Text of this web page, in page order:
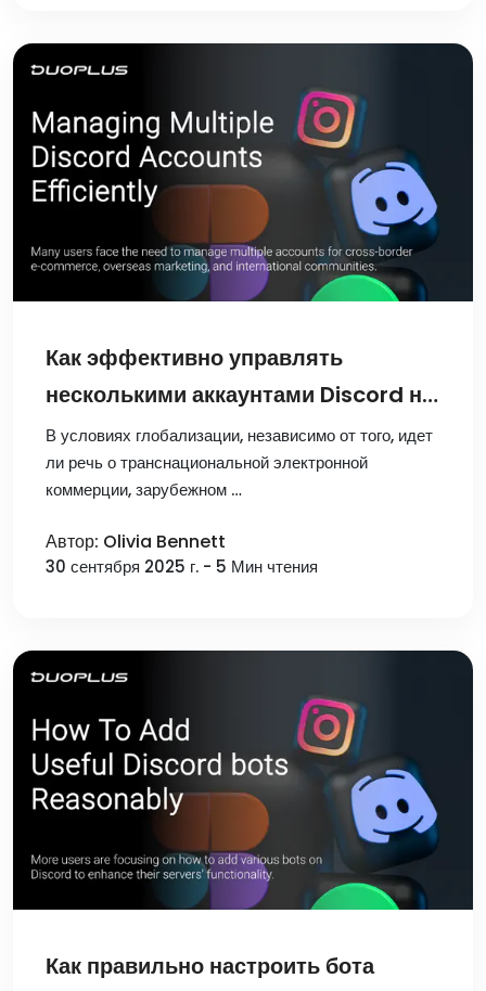
Как эффективно управлять
несколькими аккаунтами Discord на
одном устройстве?
В условиях глобализации, независимо от того, идет
ли речь о транснациональной электронной
коммерции, зарубежном …
Автор: Olivia Bennett
30 сентября 2025 г. - 5 Мин чтения
Как правильно настроить бота